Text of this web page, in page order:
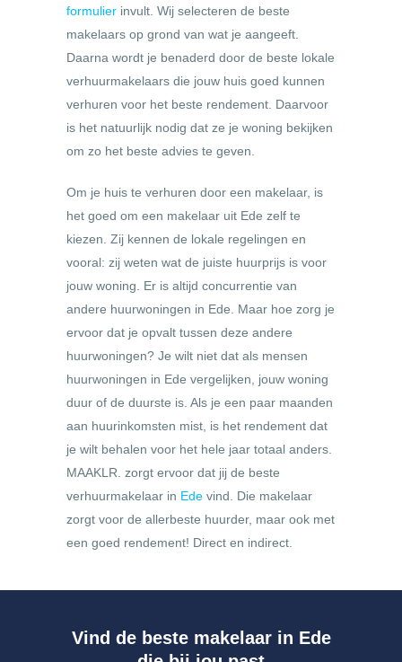
formulier invult. Wij selecteren de beste
makelaars op grond van wat je aangeeft.
Daarna wordt je benaderd door de beste lokale
verhuurmakelaars die jouw huis goed kunnen
verhuren voor het beste rendement. Daarvoor
is het natuurlijk nodig dat ze je woning bekijken
om zo het beste advies te geven.
Om je huis te verhuren door een makelaar, is
het goed om een makelaar uit Ede zelf te
kiezen. Zij kennen de lokale regelingen en
vooral: zij weten wat de juiste huurprijs is voor
jouw woning. Er is altijd concurrentie van
andere huurwoningen in Ede. Maar hoe zorg je
ervoor dat je opvalt tussen deze andere
huurwoningen? Je wilt niet dat als mensen
huurwoningen in Ede vergelijken, jouw woning
duur of de duurste is. Als je een paar maanden
aan huurinkomsten mist, is het rendement dat
je wilt behalen voor het hele jaar totaal anders.
MAAKLR. zorgt ervoor dat jij de beste
verhuurmakelaar in Ede vind. Die makelaar
zorgt voor de allerbeste huurder, maar ook met
een goed rendement! Direct en indirect.
Vind de beste makelaar in Ede